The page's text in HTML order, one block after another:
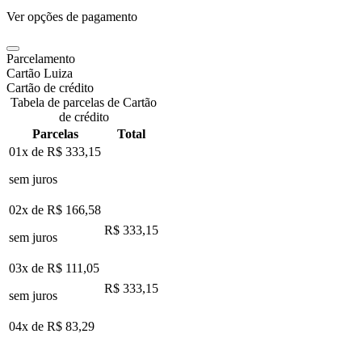
Ver opções de pagamento
Parcelamento
Cartão Luiza
Cartão de crédito
Tabela de parcelas de Cartão
de crédito
Parcelas
Total
01x de R$ 333,15
sem juros
02x de R$ 166,58
sem juros
R$ 333,15
03x de R$ 111,05
sem juros
R$ 333,15
04x de R$ 83,29